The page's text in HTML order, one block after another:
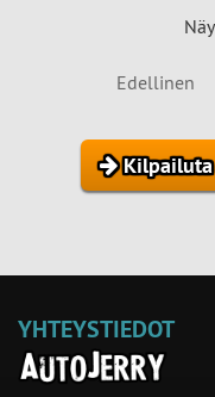
Edellinen
Kilpailuta
YHTEYSTIEDOT